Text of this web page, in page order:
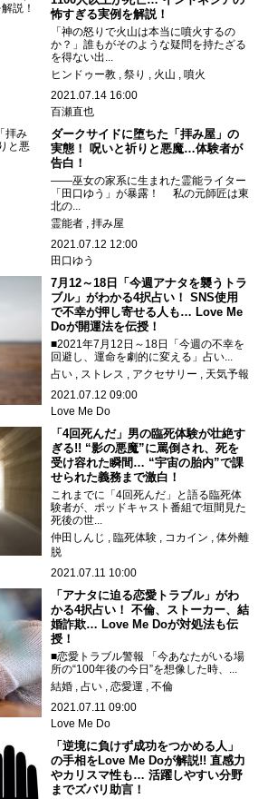
怖すぎる実例を解説！
「神の怒りで火山は本当に噴火するの
か？」誰もがそのような疑問を持たざる
を得ない出...
ヒンドゥー教
祭り 火山
噴火
2021.07.14 16:00
百瀬直也
ダークサイドに堕ちた「拝み屋」の
実態！ 呪いと祈りと悪魔…体験者が
告白！
――巫女の家系に生まれた霊能ライター
「田口ゆう」が暴露！ 私の元師匠は東
北の...
霊能者
拝み屋
2021.07.12 12:00
田口ゆう
7月12～18日「今週アナタを襲うトラ
ブル」がわかる4択占い！ SNS使用
で不幸が押し寄せる人も… Love Me
Doが開運法を伝授！
■2021年7月12日～18日「今週の不幸を
回避し、運命を劇的に変える」占い...
占い
ストレス アクセサリー
天気予報
2021.07.12 09:00
Love Me Do
「4回死んだ」男の臨死体験が壮絶す
ぎる!! “影の悪魔”に罵倒され、死を
受け容れた瞬間… “宇宙の胎内”で課
せられた義務まで激白！
これまでに「4回死んだ」と語る臨死体
験者が、ポッドキャスト番組で垣間見た
死後の世...
仲田しんじ
臨死体験 コカイン
体外離
脱
2021.07.11 10:00
「アナタに迫る恋愛トラブル」がわ
かる4択占い！ 不倫、ストーカー、結
婚詐欺… Love Me Doが対処法も伝
授！
■恋愛トラブル警報 「今あなたがいる場
所の“100年後の今日”を想像した時、...
結婚
占い 恋愛運
不倫
2021.07.11 09:00
Love Me Do
「逆境に負けず成功をつかめる人」
の手相をLove Me Doが解説!! 直感力
やカリスマ性も… 活躍しやすい分野
までズバリ助言！